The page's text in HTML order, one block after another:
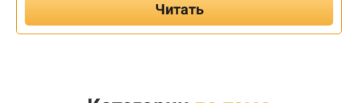
Читать